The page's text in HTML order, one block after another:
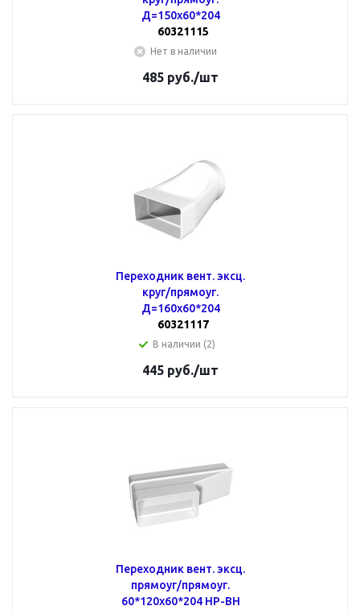
Д=150х60*204
60321115
Нет в наличии
485 руб./шт
Переходник вент. эксц.
круг/прямоуг.
Д=160х60*204
60321117
В наличии (2)
445 руб./шт
Переходник вент. эксц.
прямоуг/прямоуг.
60*120х60*204 НР-ВН